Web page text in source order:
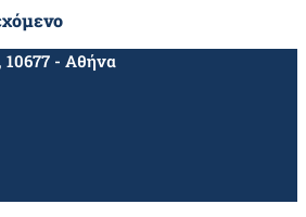
10677 - Αθήνα